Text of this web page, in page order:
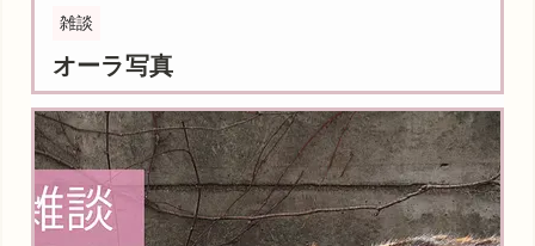
雑談
オーラ写真